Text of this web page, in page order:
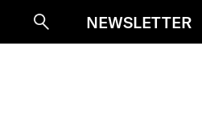
SucheNEWSLETTER